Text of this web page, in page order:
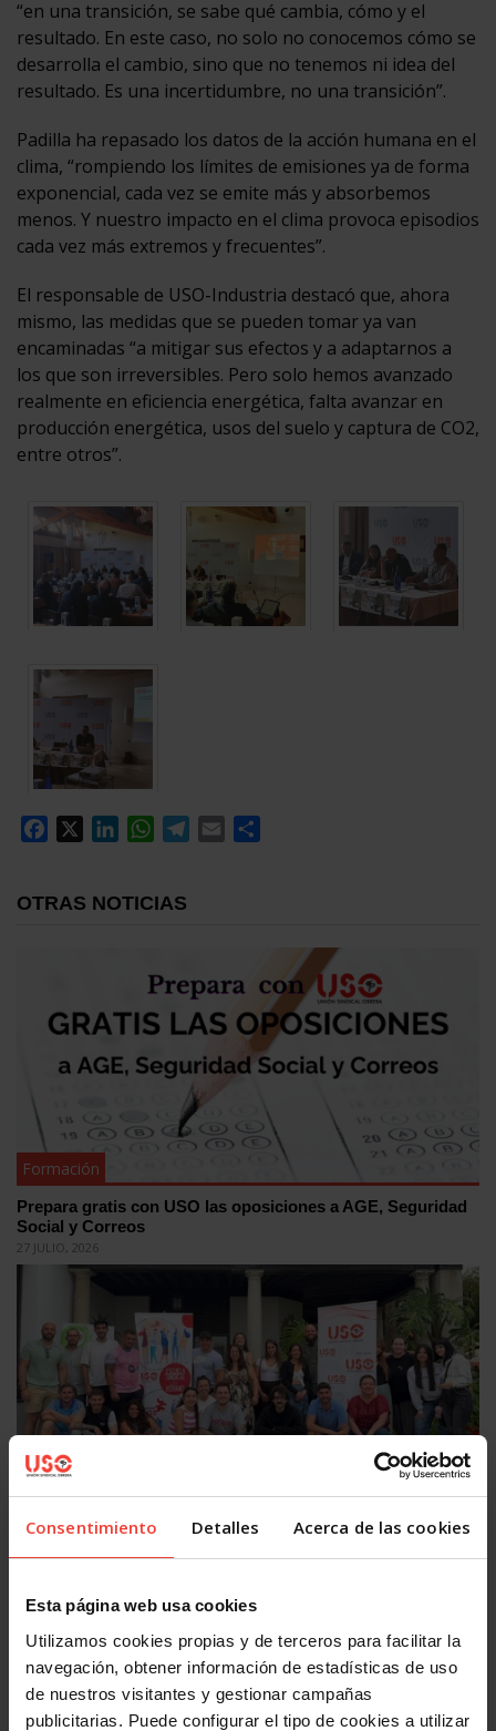
Consentimiento Detalles Acerca de las cookies
Esta página web usa cookies
Utilizamos cookies propias y de terceros para facilitar la
navegación, obtener información de estadísticas de uso
de nuestros visitantes y gestionar campañas
publicitarias. Puede configurar el tipo de cookies a utilizar
“en una transición, se sabe qué cambia, cómo y el
resultado. En este caso, no solo no conocemos cómo se
desarrolla el cambio, sino que no tenemos ni idea del
resultado. Es una incertidumbre, no una transición”.
Padilla ha repasado los datos de la acción humana en el
clima, “rompiendo los límites de emisiones ya de forma
exponencial, cada vez se emite más y absorbemos
menos. Y nuestro impacto en el clima provoca episodios
cada vez más extremos y frecuentes”.
El responsable de USO-Industria destacó que, ahora
mismo, las medidas que se pueden tomar ya van
encaminadas “a mitigar sus efectos y a adaptarnos a
los que son irreversibles. Pero solo hemos avanzado
realmente en eficiencia energética, falta avanzar en
producción energética, usos del suelo y captura de CO2,
entre otros”.
Facebook LinkedInWhatsApp
Telegram
Email
OTRAS NOTICIAS
Formación
Prepara gratis con USO las oposiciones a AGE, Seguridad
Social y Correos
27 JULIO, 2026
Finaliza la VII Escuela Sindical de Verano de USO